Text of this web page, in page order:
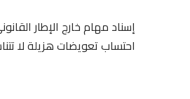
إسناد مهام خارج الإطار
احتساب تعويضات هزيلة لا